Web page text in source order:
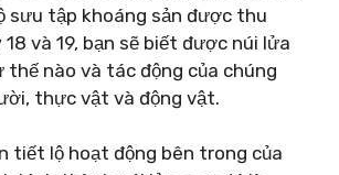
sưu tập khoáng sản được thu
và 19, bạn sẽ biết được núi lửa
thế nào và tác động của chúng
thực vật và động vật.
tiết lộ hoạt động bên trong của